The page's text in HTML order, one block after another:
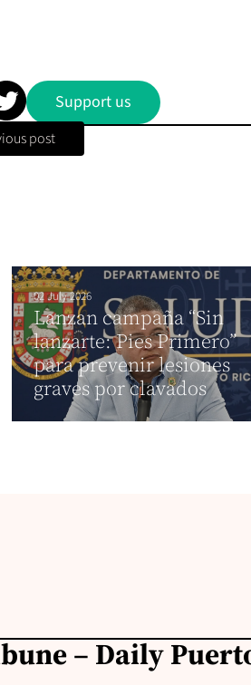
Support us
post
02 July 2026
Lanzan campaña “Sin
lanzarte: Pies Primero”
para prevenir lesiones
graves por clavados
– Daily